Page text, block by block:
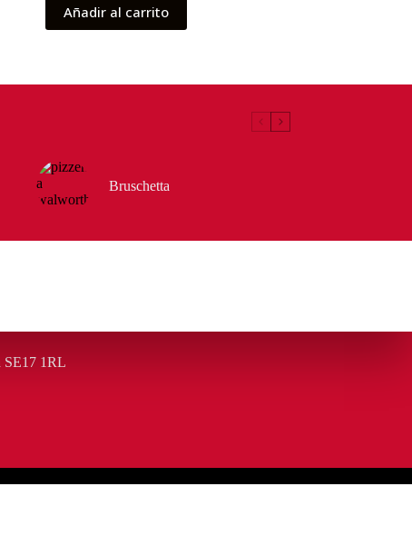
Añadir al carrito
Bruschetta
SE17 1RL